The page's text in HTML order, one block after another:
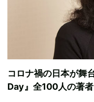
コロナ禍の日本が舞
Day』全100人の著